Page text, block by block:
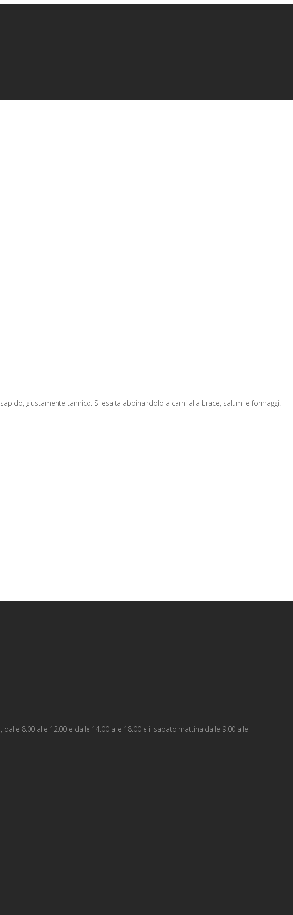
giustamente tannico. Si esalta abbinandolo a carni alla brace, salumi e formaggi.
8.00 alle 12.00 e dalle 14.00 alle 18.00 e il sabato mattina dalle 9.00 alle